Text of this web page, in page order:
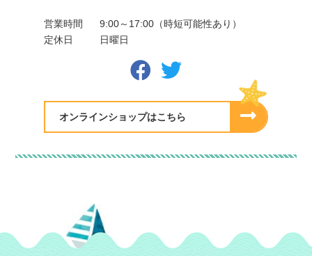
営業時間
9:00～17:00（時短可能性あり）
定休日
日曜日
オンラインショップはこちら